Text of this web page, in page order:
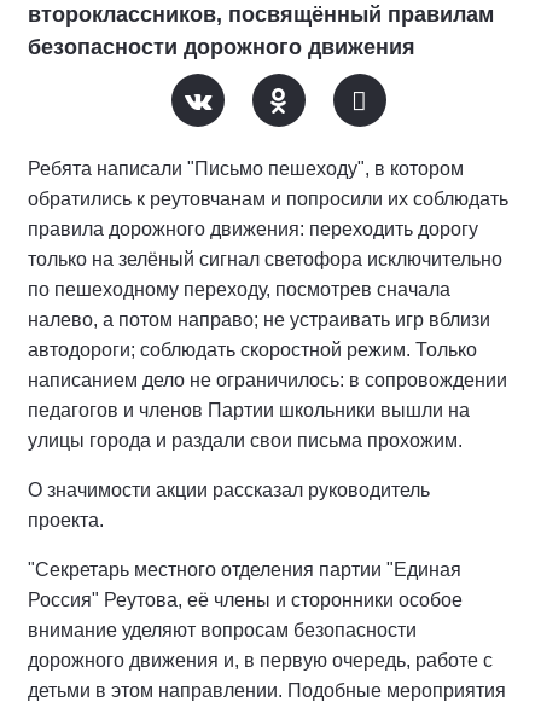
второклассников, посвящённый правилам
безопасности дорожного движения
Ребята написали "Письмо пешеходу", в котором
обратились к реутовчанам и попросили их соблюдать
правила дорожного движения: переходить дорогу
только на зелёный сигнал светофора исключительно
по пешеходному переходу, посмотрев сначала
налево, а потом направо; не устраивать игр вблизи
автодороги; соблюдать скоростной режим. Только
написанием дело не ограничилось: в сопровождении
педагогов и членов Партии школьники вышли на
улицы города и раздали свои письма прохожим.
О значимости акции рассказал руководитель
проекта.
"Секретарь местного отделения партии "Единая
Россия" Реутова, её члены и сторонники особое
внимание уделяют вопросам безопасности
дорожного движения и, в первую очередь, работе с
детьми в этом направлении. Подобные мероприятия